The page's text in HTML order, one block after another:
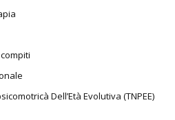
Dell’Età Evolutiva (TNPEE)